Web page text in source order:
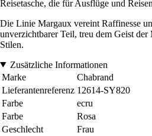
Reisetasche, die für Ausflüge und
Die Linie Margaux vereint Raffinesse
unverzichtbarer Teil, treu dem Geist der
Stilen.
Zusätzliche Informationen
Marke
Chabrand
Lieferantenreferenz 12614-SY820
Farbe
ecru
Farbe
Rosa
Geschlecht
Frau